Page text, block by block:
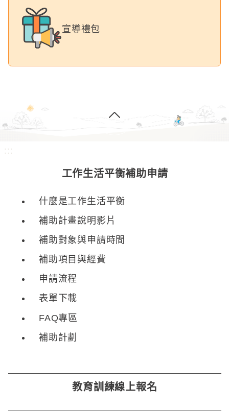
宣導禮包
:::
工作生活平衡補助申請
什麼是工作生活平衡
補助計畫說明影片
補助對象與申請時間
補助項目與經費
申請流程
表單下載
FAQ專區
補助計劃
教育訓練線上報名